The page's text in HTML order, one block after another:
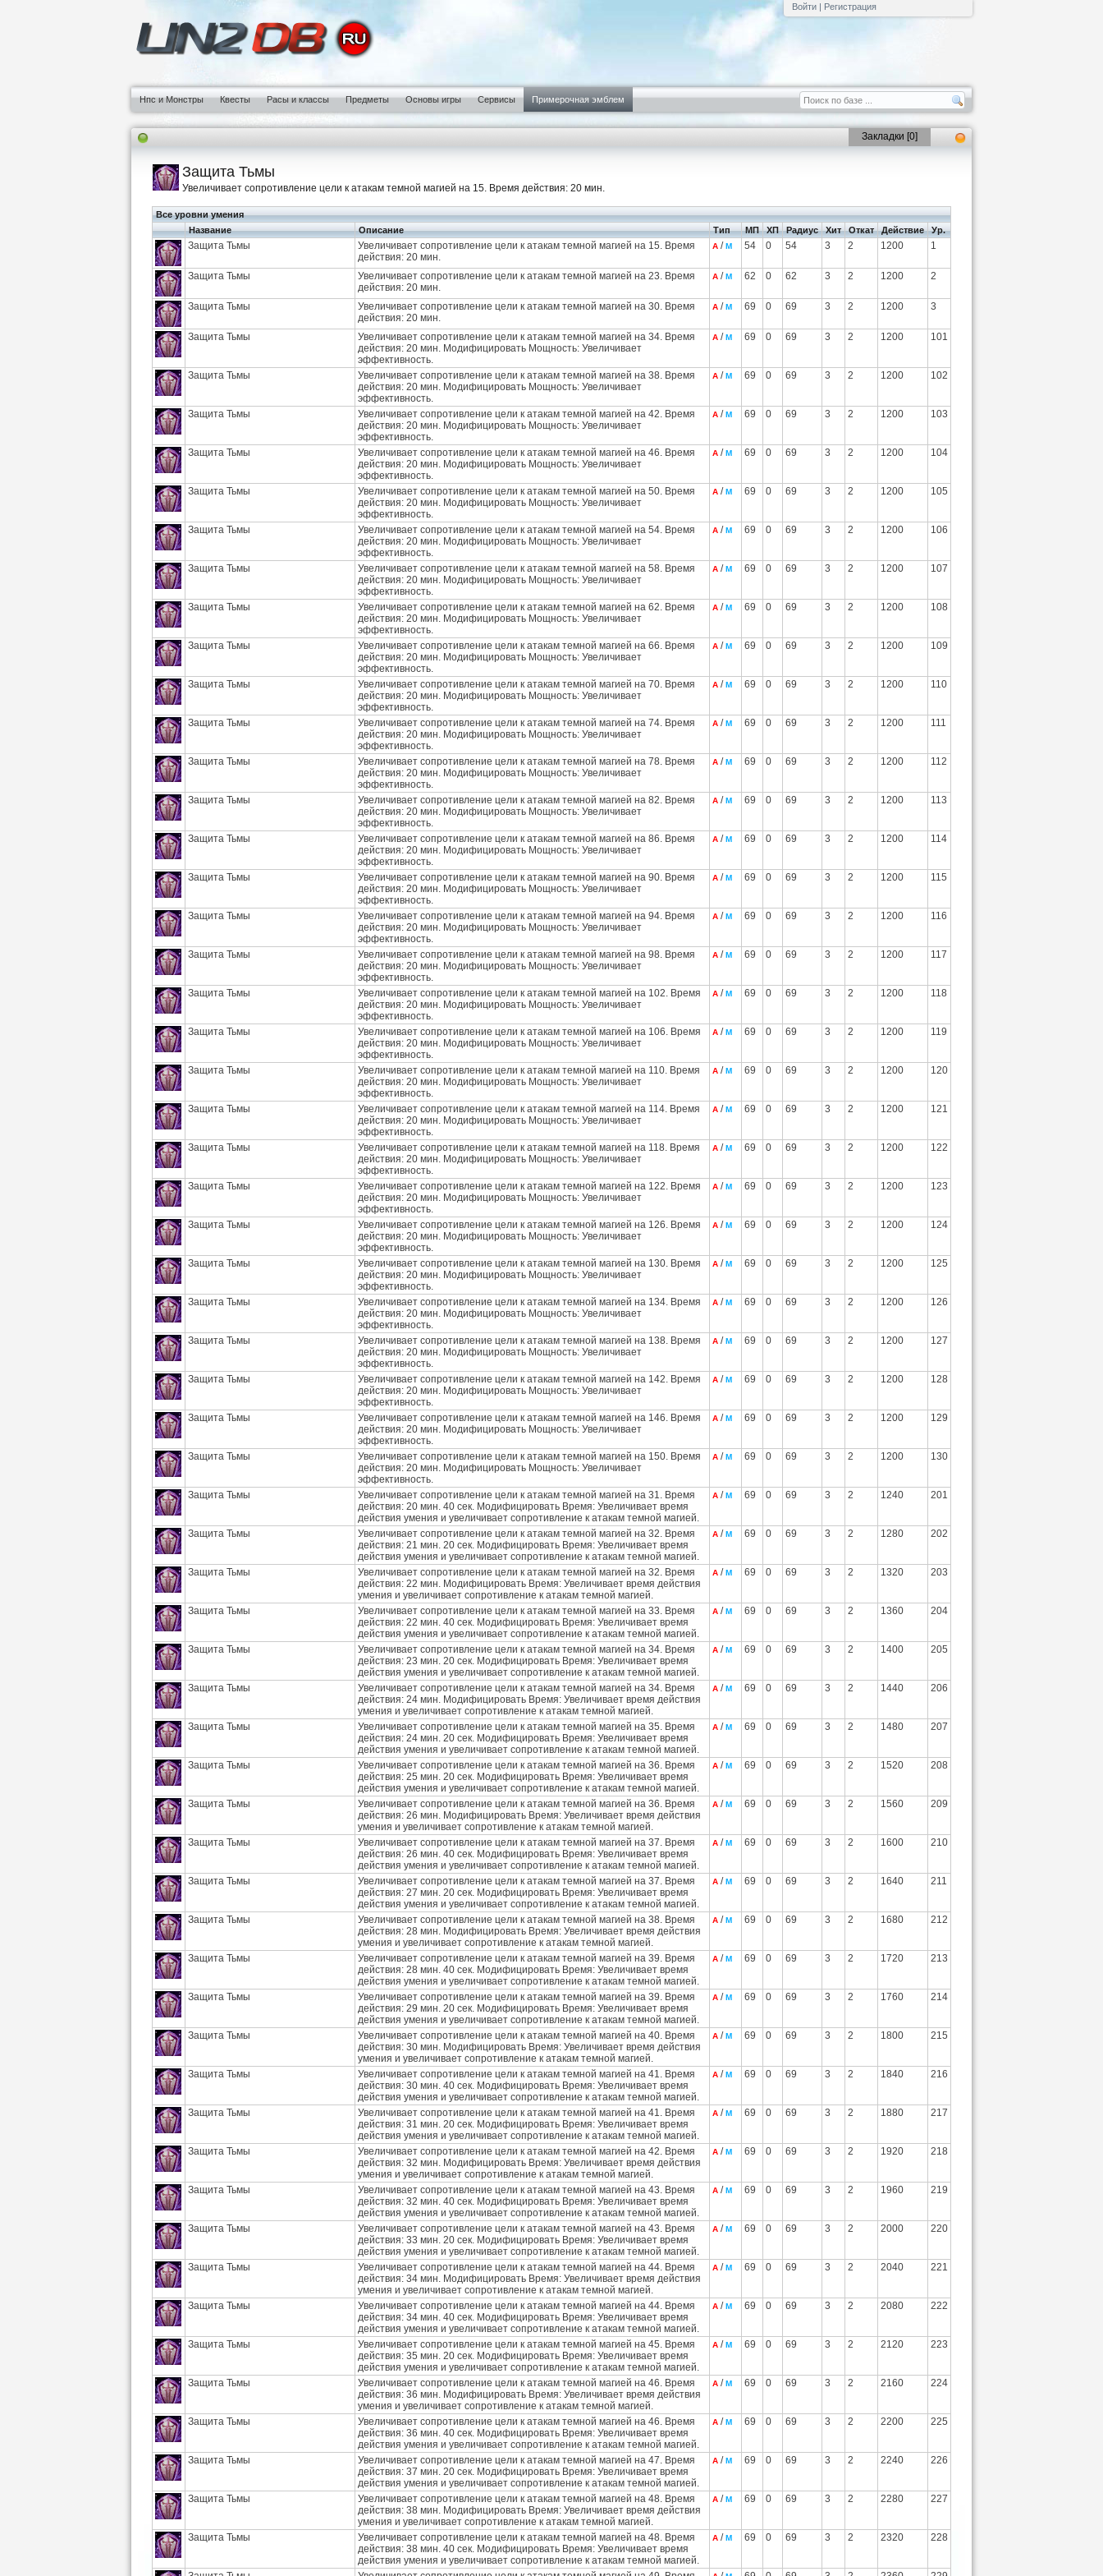
Войти | Регистрация
Нпс и Монстры Квесты Расы и классы Предметы Основы игры Сервисы Примерочная эмблем
Закладки [0]
Защита Тьмы
Увеличивает сопротивление цели к атакам темной магией на 15. Время действия: 20 мин.
Все уровни умения
Название
Описание Тип МП ХП Радиус Хит Откат Действие Ур.
Защита Тьмы
Увеличивает сопротивление цели к атакам темной магией на 15. Время
действия: 20 мин.
А /М 54 0 54 3 2 1200 1
Защита Тьмы
Увеличивает сопротивление цели к атакам темной магией на 23. Время
действия: 20 мин.
А /М 62 0 62 3 2 1200 2
Защита Тьмы
Увеличивает сопротивление цели к атакам темной магией на 30. Время
действия: 20 мин.
А /М 69 0 69 3 2 1200 3
Защита Тьмы
Увеличивает сопротивление цели к атакам темной магией на 34. Время
действия: 20 мин. Модифицировать Мощность: Увеличивает
эффективность.
А /М 69 0 69 3 2 1200 101
Защита Тьмы
Увеличивает сопротивление цели к атакам темной магией на 38. Время
действия: 20 мин. Модифицировать Мощность: Увеличивает
эффективность.
А /М 69 0 69 3 2 1200 102
Защита Тьмы
Увеличивает сопротивление цели к атакам темной магией на 42. Время
действия: 20 мин. Модифицировать Мощность: Увеличивает
эффективность.
А /М 69 0 69 3 2 1200 103
Защита Тьмы
Увеличивает сопротивление цели к атакам темной магией на 46. Время
действия: 20 мин. Модифицировать Мощность: Увеличивает
эффективность.
А /М 69 0 69 3 2 1200 104
Защита Тьмы
Увеличивает сопротивление цели к атакам темной магией на 50. Время
действия: 20 мин. Модифицировать Мощность: Увеличивает
эффективность.
А /М 69 0 69 3 2 1200 105
Защита Тьмы
Увеличивает сопротивление цели к атакам темной магией на 54. Время
действия: 20 мин. Модифицировать Мощность: Увеличивает
эффективность.
А /М 69 0 69 3 2 1200 106
Защита Тьмы
Увеличивает сопротивление цели к атакам темной магией на 58. Время
действия: 20 мин. Модифицировать Мощность: Увеличивает
эффективность.
А /М 69 0 69 3 2 1200 107
Защита Тьмы
Увеличивает сопротивление цели к атакам темной магией на 62. Время
действия: 20 мин. Модифицировать Мощность: Увеличивает
эффективность.
А /М 69 0 69 3 2 1200 108
Защита Тьмы
Увеличивает сопротивление цели к атакам темной магией на 66. Время
действия: 20 мин. Модифицировать Мощность: Увеличивает
эффективность.
А /М 69 0 69 3 2 1200 109
Защита Тьмы
Увеличивает сопротивление цели к атакам темной магией на 70. Время
действия: 20 мин. Модифицировать Мощность: Увеличивает
эффективность.
А /М 69 0 69 3 2 1200 110
Защита Тьмы
Увеличивает сопротивление цели к атакам темной магией на 74. Время
действия: 20 мин. Модифицировать Мощность: Увеличивает
эффективность.
А /М 69 0 69 3 2 1200 111
Защита Тьмы
Увеличивает сопротивление цели к атакам темной магией на 78. Время
действия: 20 мин. Модифицировать Мощность: Увеличивает
эффективность.
А /М 69 0 69 3 2 1200 112
Защита Тьмы
Увеличивает сопротивление цели к атакам темной магией на 82. Время
действия: 20 мин. Модифицировать Мощность: Увеличивает
эффективность.
А /М 69 0 69 3 2 1200 113
Защита Тьмы
Увеличивает сопротивление цели к атакам темной магией на 86. Время
действия: 20 мин. Модифицировать Мощность: Увеличивает
эффективность.
А /М 69 0 69 3 2 1200 114
Защита Тьмы
Увеличивает сопротивление цели к атакам темной магией на 90. Время
действия: 20 мин. Модифицировать Мощность: Увеличивает
эффективность.
А /М 69 0 69 3 2 1200 115
Защита Тьмы
Увеличивает сопротивление цели к атакам темной магией на 94. Время
действия: 20 мин. Модифицировать Мощность: Увеличивает
эффективность.
А /М 69 0 69 3 2 1200 116
Защита Тьмы
Увеличивает сопротивление цели к атакам темной магией на 98. Время
действия: 20 мин. Модифицировать Мощность: Увеличивает
эффективность.
А /М 69 0 69 3 2 1200 117
Защита Тьмы
Увеличивает сопротивление цели к атакам темной магией на 102. Время
действия: 20 мин. Модифицировать Мощность: Увеличивает
эффективность.
А /М 69 0 69 3 2 1200 118
Защита Тьмы
Увеличивает сопротивление цели к атакам темной магией на 106. Время
действия: 20 мин. Модифицировать Мощность: Увеличивает
эффективность.
А /М 69 0 69 3 2 1200 119
Защита Тьмы
Увеличивает сопротивление цели к атакам темной магией на 110. Время
действия: 20 мин. Модифицировать Мощность: Увеличивает
эффективность.
А /М 69 0 69 3 2 1200 120
Защита Тьмы
Увеличивает сопротивление цели к атакам темной магией на 114. Время
действия: 20 мин. Модифицировать Мощность: Увеличивает
эффективность.
А /М 69 0 69 3 2 1200 121
Защита Тьмы
Увеличивает сопротивление цели к атакам темной магией на 118. Время
действия: 20 мин. Модифицировать Мощность: Увеличивает
эффективность.
А /М 69 0 69 3 2 1200 122
Защита Тьмы
Увеличивает сопротивление цели к атакам темной магией на 122. Время
действия: 20 мин. Модифицировать Мощность: Увеличивает
эффективность.
А /М 69 0 69 3 2 1200 123
Защита Тьмы
Увеличивает сопротивление цели к атакам темной магией на 126. Время
действия: 20 мин. Модифицировать Мощность: Увеличивает
эффективность.
А /М 69 0 69 3 2 1200 124
Защита Тьмы
Увеличивает сопротивление цели к атакам темной магией на 130. Время
действия: 20 мин. Модифицировать Мощность: Увеличивает
эффективность.
А /М 69 0 69 3 2 1200 125
Защита Тьмы
Увеличивает сопротивление цели к атакам темной магией на 134. Время
действия: 20 мин. Модифицировать Мощность: Увеличивает
эффективность.
А /М 69 0 69 3 2 1200 126
Защита Тьмы
Увеличивает сопротивление цели к атакам темной магией на 138. Время
действия: 20 мин. Модифицировать Мощность: Увеличивает
эффективность.
А /М 69 0 69 3 2 1200 127
Защита Тьмы
Увеличивает сопротивление цели к атакам темной магией на 142. Время
действия: 20 мин. Модифицировать Мощность: Увеличивает
эффективность.
А /М 69 0 69 3 2 1200 128
Защита Тьмы
Увеличивает сопротивление цели к атакам темной магией на 146. Время
действия: 20 мин. Модифицировать Мощность: Увеличивает
эффективность.
А /М 69 0 69 3 2 1200 129
Защита Тьмы
Увеличивает сопротивление цели к атакам темной магией на 150. Время
действия: 20 мин. Модифицировать Мощность: Увеличивает
эффективность.
А /М 69 0 69 3 2 1200 130
Защита Тьмы
Увеличивает сопротивление цели к атакам темной магией на 31. Время
действия: 20 мин. 40 сек. Модифицировать Время: Увеличивает время
действия умения и увеличивает сопротивление к атакам темной магией.
А /М 69 0 69 3 2 1240 201
Защита Тьмы
Увеличивает сопротивление цели к атакам темной магией на 32. Время
действия: 21 мин. 20 сек. Модифицировать Время: Увеличивает время
действия умения и увеличивает сопротивление к атакам темной магией.
А /М 69 0 69 3 2 1280 202
Защита Тьмы
Увеличивает сопротивление цели к атакам темной магией на 32. Время
действия: 22 мин. Модифицировать Время: Увеличивает время действия
умения и увеличивает сопротивление к атакам темной магией.
А /М 69 0 69 3 2 1320 203
Защита Тьмы
Увеличивает сопротивление цели к атакам темной магией на 33. Время
действия: 22 мин. 40 сек. Модифицировать Время: Увеличивает время
действия умения и увеличивает сопротивление к атакам темной магией.
А /М 69 0 69 3 2 1360 204
Защита Тьмы
Увеличивает сопротивление цели к атакам темной магией на 34. Время
действия: 23 мин. 20 сек. Модифицировать Время: Увеличивает время
действия умения и увеличивает сопротивление к атакам темной магией.
А /М 69 0 69 3 2 1400 205
Защита Тьмы
Увеличивает сопротивление цели к атакам темной магией на 34. Время
действия: 24 мин. Модифицировать Время: Увеличивает время действия
умения и увеличивает сопротивление к атакам темной магией.
А /М 69 0 69 3 2 1440 206
Защита Тьмы
Увеличивает сопротивление цели к атакам темной магией на 35. Время
действия: 24 мин. 20 сек. Модифицировать Время: Увеличивает время
действия умения и увеличивает сопротивление к атакам темной магией.
А /М 69 0 69 3 2 1480 207
Защита Тьмы
Увеличивает сопротивление цели к атакам темной магией на 36. Время
действия: 25 мин. 20 сек. Модифицировать Время: Увеличивает время
действия умения и увеличивает сопротивление к атакам темной магией.
А /М 69 0 69 3 2 1520 208
Защита Тьмы
Увеличивает сопротивление цели к атакам темной магией на 36. Время
действия: 26 мин. Модифицировать Время: Увеличивает время действия
умения и увеличивает сопротивление к атакам темной магией.
А /М 69 0 69 3 2 1560 209
Защита Тьмы
Увеличивает сопротивление цели к атакам темной магией на 37. Время
действия: 26 мин. 40 сек. Модифицировать Время: Увеличивает время
действия умения и увеличивает сопротивление к атакам темной магией.
А /М 69 0 69 3 2 1600 210
Защита Тьмы
Увеличивает сопротивление цели к атакам темной магией на 37. Время
действия: 27 мин. 20 сек. Модифицировать Время: Увеличивает время
действия умения и увеличивает сопротивление к атакам темной магией.
А /М 69 0 69 3 2 1640 211
Защита Тьмы
Увеличивает сопротивление цели к атакам темной магией на 38. Время
действия: 28 мин. Модифицировать Время: Увеличивает время действия
умения и увеличивает сопротивление к атакам темной магией.
А /М 69 0 69 3 2 1680 212
Защита Тьмы
Увеличивает сопротивление цели к атакам темной магией на 39. Время
действия: 28 мин. 40 сек. Модифицировать Время: Увеличивает время
действия умения и увеличивает сопротивление к атакам темной магией.
А /М 69 0 69 3 2 1720 213
Защита Тьмы
Увеличивает сопротивление цели к атакам темной магией на 39. Время
действия: 29 мин. 20 сек. Модифицировать Время: Увеличивает время
действия умения и увеличивает сопротивление к атакам темной магией.
А /М 69 0 69 3 2 1760 214
Защита Тьмы
Увеличивает сопротивление цели к атакам темной магией на 40. Время
действия: 30 мин. Модифицировать Время: Увеличивает время действия
умения и увеличивает сопротивление к атакам темной магией.
А /М 69 0 69 3 2 1800 215
Защита Тьмы
Увеличивает сопротивление цели к атакам темной магией на 41. Время
действия: 30 мин. 40 сек. Модифицировать Время: Увеличивает время
действия умения и увеличивает сопротивление к атакам темной магией.
А /М 69 0 69 3 2 1840 216
Защита Тьмы
Увеличивает сопротивление цели к атакам темной магией на 41. Время
действия: 31 мин. 20 сек. Модифицировать Время: Увеличивает время
действия умения и увеличивает сопротивление к атакам темной магией.
А /М 69 0 69 3 2 1880 217
Защита Тьмы
Увеличивает сопротивление цели к атакам темной магией на 42. Время
действия: 32 мин. Модифицировать Время: Увеличивает время действия
умения и увеличивает сопротивление к атакам темной магией.
А /М 69 0 69 3 2 1920 218
Защита Тьмы
Увеличивает сопротивление цели к атакам темной магией на 43. Время
действия: 32 мин. 40 сек. Модифицировать Время: Увеличивает время
действия умения и увеличивает сопротивление к атакам темной магией.
А /М 69 0 69 3 2 1960 219
Защита Тьмы
Увеличивает сопротивление цели к атакам темной магией на 43. Время
действия: 33 мин. 20 сек. Модифицировать Время: Увеличивает время
действия умения и увеличивает сопротивление к атакам темной магией.
А /М 69 0 69 3 2 2000 220
Защита Тьмы
Увеличивает сопротивление цели к атакам темной магией на 44. Время
действия: 34 мин. Модифицировать Время: Увеличивает время действия
умения и увеличивает сопротивление к атакам темной магией.
А /М 69 0 69 3 2 2040 221
Защита Тьмы
Увеличивает сопротивление цели к атакам темной магией на 44. Время
действия: 34 мин. 40 сек. Модифицировать Время: Увеличивает время
действия умения и увеличивает сопротивление к атакам темной магией.
А /М 69 0 69 3 2 2080 222
Защита Тьмы
Увеличивает сопротивление цели к атакам темной магией на 45. Время
действия: 35 мин. 20 сек. Модифицировать Время: Увеличивает время
действия умения и увеличивает сопротивление к атакам темной магией.
А /М 69 0 69 3 2 2120 223
Защита Тьмы
Увеличивает сопротивление цели к атакам темной магией на 46. Время
действия: 36 мин. Модифицировать Время: Увеличивает время действия
умения и увеличивает сопротивление к атакам темной магией.
А /М 69 0 69 3 2 2160 224
Защита Тьмы
Увеличивает сопротивление цели к атакам темной магией на 46. Время
действия: 36 мин. 40 сек. Модифицировать Время: Увеличивает время
действия умения и увеличивает сопротивление к атакам темной магией.
А /М 69 0 69 3 2 2200 225
Защита Тьмы
Увеличивает сопротивление цели к атакам темной магией на 47. Время
действия: 37 мин. 20 сек. Модифицировать Время: Увеличивает время
действия умения и увеличивает сопротивление к атакам темной магией.
А /М 69 0 69 3 2 2240 226
Защита Тьмы
Увеличивает сопротивление цели к атакам темной магией на 48. Время
действия: 38 мин. Модифицировать Время: Увеличивает время действия
умения и увеличивает сопротивление к атакам темной магией.
А /М 69 0 69 3 2 2280 227
Защита Тьмы
Увеличивает сопротивление цели к атакам темной магией на 48. Время
действия: 38 мин. 40 сек. Модифицировать Время: Увеличивает время
действия умения и увеличивает сопротивление к атакам темной магией.
А /М 69 0 69 3 2 2320 228